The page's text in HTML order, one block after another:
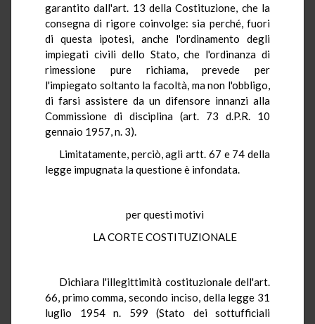
garantito dall'art. 13 della Costituzione, che la
consegna di rigore coinvolge: sia perché, fuori
di questa ipotesi, anche l'ordinamento degli
impiegati civili dello Stato, che l'ordinanza di
rimessione pure richiama, prevede per
l'impiegato soltanto la facoltà, ma non l'obbligo,
di farsi assistere da un difensore innanzi alla
Commissione di disciplina (art. 73 d.P.R. 10
gennaio 1957, n. 3).
Limitatamente, perciò, agli artt. 67 e 74 della
legge impugnata la questione è infondata.
per questi motivi
LA CORTE COSTITUZIONALE
Dichiara l'illegittimità costituzionale dell'art.
66, primo comma, secondo inciso, della legge 31
luglio 1954 n. 599 (Stato dei sottufficiali